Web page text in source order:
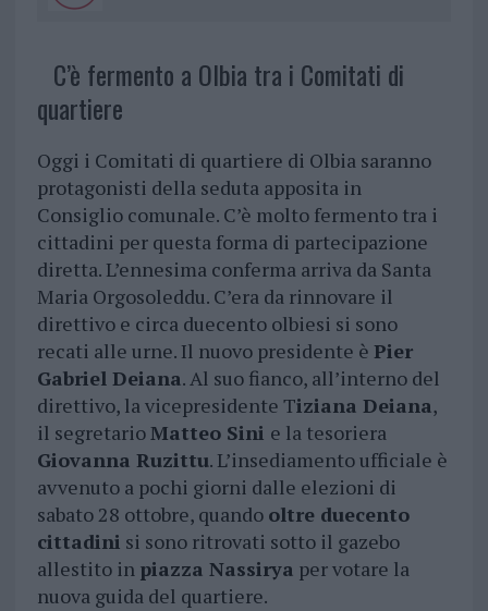
C’è fermento a Olbia tra i Comitati di
quartiere
Oggi i Comitati di quartiere di Olbia saranno
protagonisti della seduta apposita in
Consiglio comunale. C’è molto fermento tra i
cittadini per questa forma di partecipazione
diretta. L’ennesima conferma arriva da Santa
Maria Orgosoleddu. C’era da rinnovare il
direttivo e circa duecento olbiesi si sono
recati alle urne. Il nuovo presidente è Pier
Gabriel Deiana. Al suo fianco, all’interno del
direttivo, la vicepresidente Tiziana Deiana,
il segretarioMatteo Sini e la tesoriera
Giovanna Ruzittu. L’insediamento ufficiale è
avvenuto a pochi giorni dalle elezioni di
sabato 28 ottobre, quando oltre duecento
cittadini si sono ritrovati sotto il gazebo
allestito in piazza Nassirya per votare la
nuova guida del quartiere.